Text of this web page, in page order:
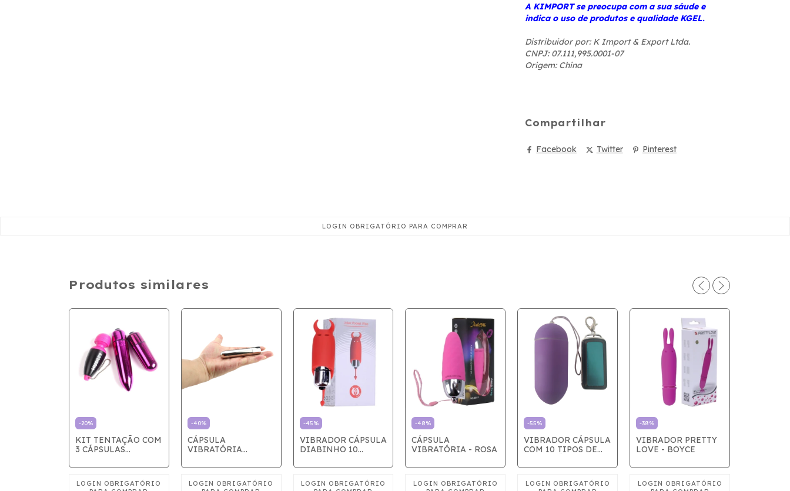
A KIMPORT se preocupa com a sua sáude e
indica o uso de produtos e qualidade KGEL.
Distribuidor por: K Import & Export Ltda.
CNPJ: 07.111,995.0001-07
Origem: China
Compartilhar
Facebook Twitter Pinterest
Produtos similares
-20%
KIT TENTAÇÃO COM
3 CÁPSULAS
-40%
CÁPSULA
VIBRATÓRIA
RECARREGÁVEL 10
-45%
VIBRADOR CÁPSULA
DIABINHO 10
-48%
CÁPSULA
VIBRATÓRIA - ROSA
-55%
VIBRADOR CÁPSULA
COM 10 TIPOS DE
-38%
VIBRADOR PRETTY
LOVE - BOYCE